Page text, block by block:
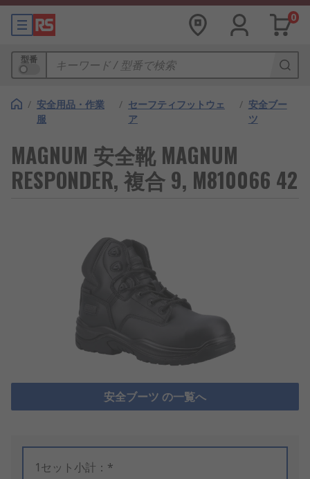
0
型番
/ 安全用品・作業
服
/ セーフティフットウェ
ア
/ 安全ブー
ツ
MAGNUM 安全靴 MAGNUM
RESPONDER, 複合 9, M810066 42
安全ブーツ の一覧へ
1セット小計：*